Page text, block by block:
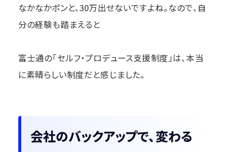
なかなかポンと、30万出せないですよね。なので、自
分の経験も踏まえると
富士通の「セルフ・プロデュース支援制度」は、本当
に素晴らしい制度だと感じました。
会社のバックアップで、変わる